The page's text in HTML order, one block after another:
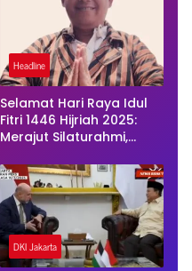
Headline
Selamat Hari Raya Idul
Fitri 1446 Hijriah 2025:
Merajut Silaturahmi,
DKI Jakarta